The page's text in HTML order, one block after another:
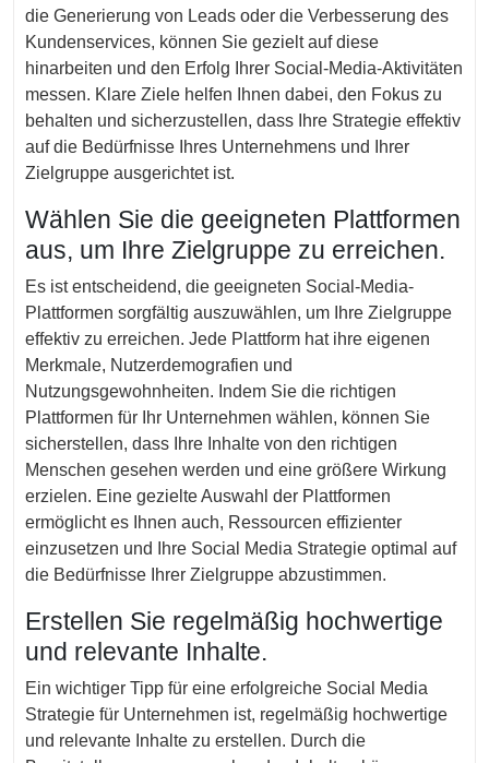
die Generierung von Leads oder die Verbesserung des
Kundenservices, können Sie gezielt auf diese
hinarbeiten und den Erfolg Ihrer Social-Media-Aktivitäten
messen. Klare Ziele helfen Ihnen dabei, den Fokus zu
behalten und sicherzustellen, dass Ihre Strategie effektiv
auf die Bedürfnisse Ihres Unternehmens und Ihrer
Zielgruppe ausgerichtet ist.
Wählen Sie die geeigneten Plattformen
aus, um Ihre Zielgruppe zu erreichen.
Es ist entscheidend, die geeigneten Social-Media-
Plattformen sorgfältig auszuwählen, um Ihre Zielgruppe
effektiv zu erreichen. Jede Plattform hat ihre eigenen
Merkmale, Nutzerdemografien und
Nutzungsgewohnheiten. Indem Sie die richtigen
Plattformen für Ihr Unternehmen wählen, können Sie
sicherstellen, dass Ihre Inhalte von den richtigen
Menschen gesehen werden und eine größere Wirkung
erzielen. Eine gezielte Auswahl der Plattformen
ermöglicht es Ihnen auch, Ressourcen effizienter
einzusetzen und Ihre Social Media Strategie optimal auf
die Bedürfnisse Ihrer Zielgruppe abzustimmen.
Erstellen Sie regelmäßig hochwertige
und relevante Inhalte.
Ein wichtiger Tipp für eine erfolgreiche Social Media
Strategie für Unternehmen ist, regelmäßig hochwertige
und relevante Inhalte zu erstellen. Durch die